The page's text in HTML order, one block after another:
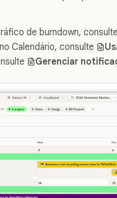
de burndown, consulte
Calendário, consulte
Gerenciar